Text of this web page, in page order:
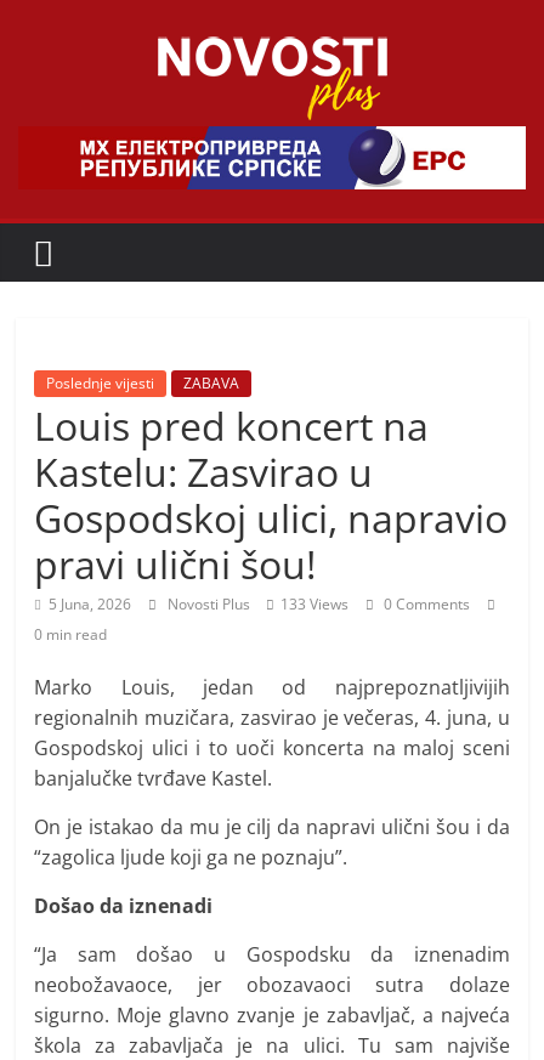
Novosti
Plus
o
a
l
p
o
z
t
n
i
h
v
j
t
i
Poslednje vijesti ZABAVA
Louis pred koncert na
Kastelu: Zasvirao u
Gospodskoj ulici, napravio
pravi ulični šou!
5 Juna, 2026 Novosti Plus 133 Views
0 Comments
0 min read
Marko Louis, jedan od najprepoznatljivijih
regionalnih muzičara, zasvirao je večeras, 4. juna, u
Gospodskoj ulici i to uoči koncerta na maloj sceni
banjalučke tvrđave Kastel.
On je istakao da mu je cilj da napravi ulični šou i da
“zagolica ljude koji ga ne poznaju”.
Došao da iznenadi
“Ja sam došao u Gospodsku da iznenadim
neobožavaoce, jer obozavaoci sutra dolaze
sigurno. Moje glavno zvanje je zabavljač, a najveća
škola za zabavljača je na ulici. Tu sam najviše